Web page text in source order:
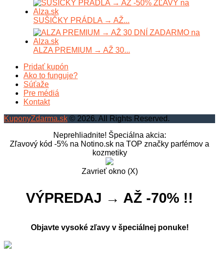
SUŠIČKY PRÁDLA → AŽ...
ALZA PREMIUM → AŽ 30...
Pridať kupón
Ako to funguje?
Súťaže
Pre médiá
Kontakt
KuponyZdarma.sk © 2026. All Rights Reserved.
Neprehliadnite! Špeciálna akcia:
Zľavový kód -5% na Notino.sk na TOP značky parfémov a
kozmetiky
Zavrieť okno (X)
VÝPREDAJ → AŽ -70% !!
Objavte vysoké zľavy v špeciálnej ponuke!